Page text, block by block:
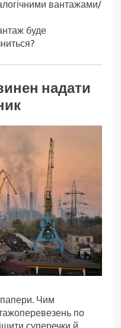
вантажами/
буде
надати
Чим
по